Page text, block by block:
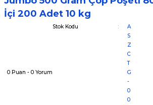
İçi 200 Adet 10 kg
0 Puan - 0 Yorum
Stok Kodu
A
S
Z
C
T
G
-
0
0